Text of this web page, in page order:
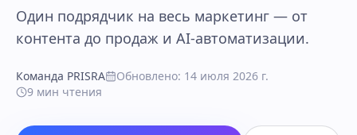
Один подрядчик на весь маркетинг — от
контента до продаж и AI-автоматизации.
Команда PRISRA Обновлено: 14 июля 2026 г.
9 мин чтения